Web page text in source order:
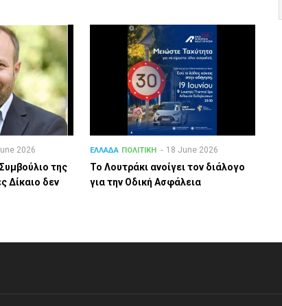
2026
της
Δίκαιο δεν
ΕΛΛΑΔΑ ΠΟΛΙΤΙΚΗ 18 June 2026
Το Λουτράκι ανοίγει τον διάλογο
για την Οδική Ασφάλεια